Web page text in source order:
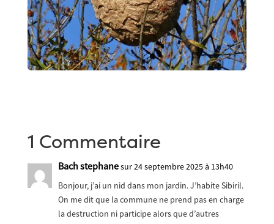
1 Commentaire
Bach stephanesur 24 septembre 2025 à 13h40
Bonjour, j’ai un nid dans mon jardin. J’habite Sibiril.
On me dit que la commune ne prend pas en charge
la destruction ni participe alors que d’autres